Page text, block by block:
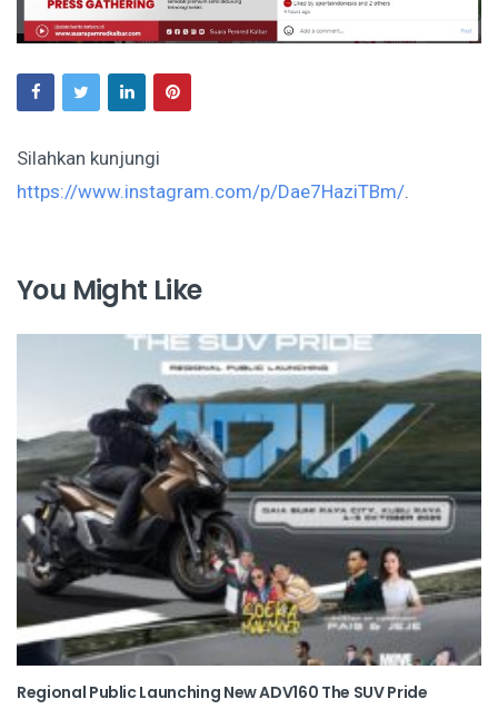
Silahkan kunjungi
https://www.instagram.com/p/Dae7HaziTBm/.
You Might Like
Regional Public Launching New ADV160 The SUV Pride